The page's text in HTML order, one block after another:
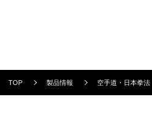
TOP 製品情報 空手道・日本拳法